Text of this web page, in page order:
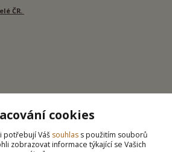
ČR.
cookies
potřebují Váš souhlas s použitím souborů
zobrazovat informace týkající se Vašich